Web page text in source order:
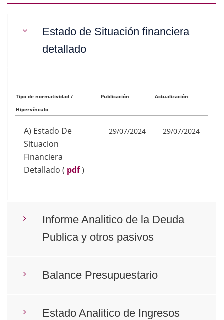
Estado de Situación financiera
detallado
Tipo de normatividad /
Hipervínculo
Publicación Actualización
A) Estado De
Situacion
Financiera
Detallado ( pdf)
29/07/2024 29/07/2024
Informe Analitico de la Deuda
Publica y otros pasivos
Balance Presupuestario
Estado Analitico de Ingresos